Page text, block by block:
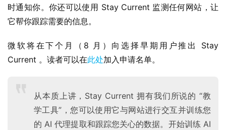
时通知你。你还可以使用 Stay Current 监测任何网站，让
它帮你跟踪需要的信息。
微软将在下个月（8 月）向选择早期用户推出 Stay
Current 。读者可以在此处加入申请名单。
从本质上讲，Stay Current 拥有我们所说的 “教
学工具”，您可以使用它与网站进行交互并训练您
的 AI 代理提取和跟踪您关心的数据。开始训练 AI